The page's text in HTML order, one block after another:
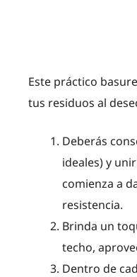
Este práctico
tus residuos al
Deberás
ideales) y
comienza a
resistencia.
Brinda un
techo,
Dentro de